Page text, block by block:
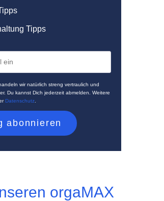
Tipps
wir natürlich streng vertraulich und
Du kannst Dich jederzeit abmelden. Weitere
Datenschutz
orgaMAX